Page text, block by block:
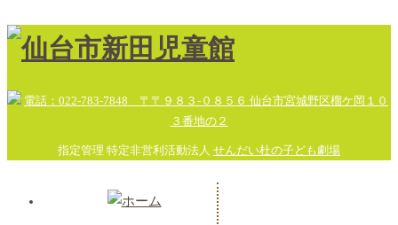
指定管理 特定非営利活動法人 せんだい杜の子ども劇場